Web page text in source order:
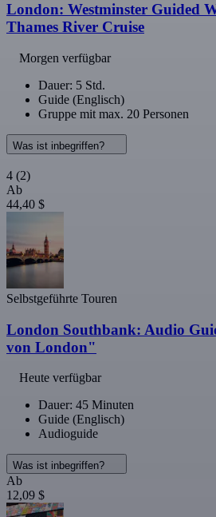
London: Westminster Guided
Thames River Cruise
Morgen verfügbar
Dauer: 5 Std.
Guide (Englisch)
Gruppe mit max. 20 Personen
Was ist inbegriffen?
4 (2)
Ab
44,40 $
Selbstgeführte Touren
London Southbank: Audio
von London"
Heute verfügbar
Dauer: 45 Minuten
Guide (Englisch)
Audioguide
Was ist inbegriffen?
Ab
12,09 $